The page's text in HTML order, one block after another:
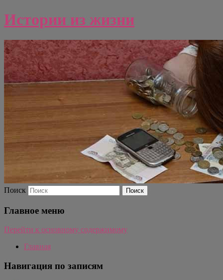
Истории из жизни
Поиск
Главное меню
Перейти к основному содержимому
Главная
Навигация по записям